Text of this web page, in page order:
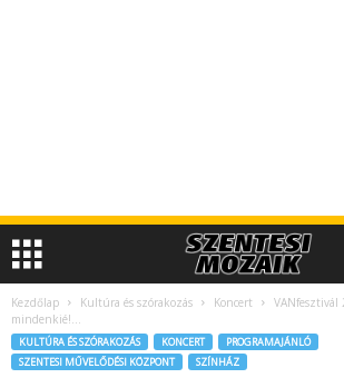
Kezdőlap Kultúra és szórakozás Koncert
VANfesztivál
mindenkié!…
KULTÚRA ÉS SZÓRAKOZÁS KONCERT
PROGRAMAJÁNLÓ
SZENTESI MŰVELŐDÉSI KÖZPONT
SZÍNHÁZ